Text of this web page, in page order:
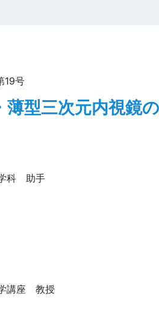
19号
型三次元内視鏡
学科 助手
講座 教授